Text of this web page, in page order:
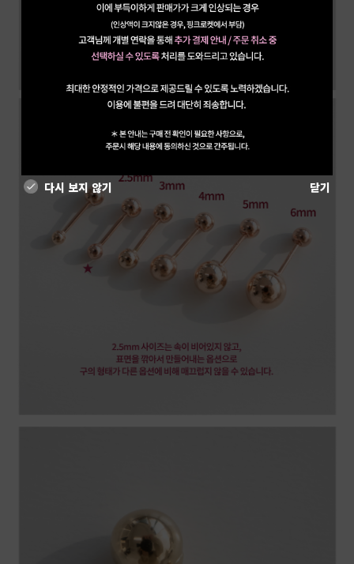
다시 보지 않기 닫기